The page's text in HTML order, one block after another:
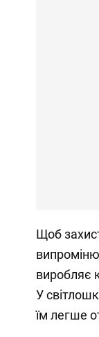
Щоб
виробляє
У
їм легше